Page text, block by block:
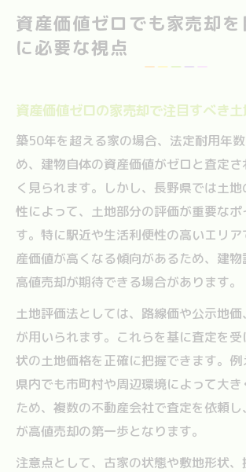
資産価値ゼロでも家売却
に必要な視点
資産価値ゼロの家売却で注目すべき
築50年を超える家の場合、法定耐用年
め、建物自体の資産価値がゼロと査定
く見られます。しかし、長野県では土
性によって、土地部分の評価が重要なポ
す。特に駅近や生活利便性の高いエリ
産価値が高くなる傾向があるため、建
高値売却が期待できる場合があります。
土地評価法としては、路線価や公示地
が用いられます。これらを基に査定を
状の土地価格を正確に把握できます。
県内でも市町村や周辺環境によって大
ため、複数の不動産会社で査定を依頼し
が高値売却の第一歩となります。
注意点として、古家の状態や敷地形状